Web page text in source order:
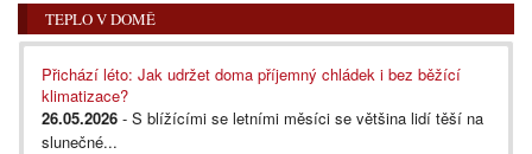
TEPLO V DOMĚ
Přichází léto: Jak udržet doma příjemný chládek i bez běžící
klimatizace?
26.05.2026 - S blížícími se letními měsíci se většina lidí těší na
slunečné...